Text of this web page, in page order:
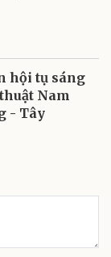
hội tụ sáng
Nam
- Tây